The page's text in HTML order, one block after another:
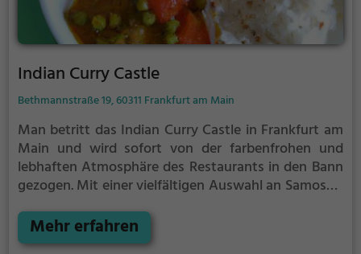
Indian Curry Castle
Bethmannstraße 19, 60311 Frankfurt am Main
Man betritt das Indian Curry Castle in Frankfurt am
Main und wird sofort von der farbenfrohen und
lebhaften Atmosphäre des Restaurants in den Bann
gezogen. Mit einer vielfältigen Auswahl an Samosas,
für jeden Geschmack etwas dabei. Das Lokal ist
bekannt für seine indischen und asiatischen
Mehr erfahren